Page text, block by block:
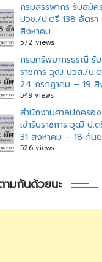
กรมสรรพากร รับสมั
ปวช./ป.ตรี 138 อัตรา
สิงหาคม
572 views
กรมทรัพยากรธรณี รับ
ราชการ วุฒิ ปวส./ป.
24 กรกฎาคม – 19 สิ
549 views
สํานักงานศาลปกครอ
เข้ารับราชการ วุฒิ ป.
31 สิงหาคม – 18 กัน
526 views
มกันด้วยนะ